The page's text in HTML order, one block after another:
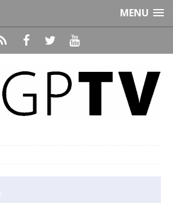
MENU